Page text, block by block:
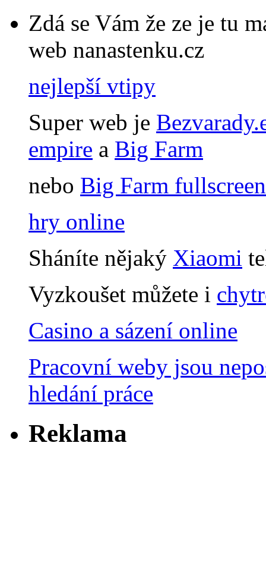
Zdá se Vám že ze je tu
web nanastenku.cz
nejlepší vtipy
Super web je
empire a Big Farm
nebo Big Farm fullscreen
hry online
Sháníte nějaký Xiaomi
Vyzkoušet můžete i
Casino a sázení online
Pracovní weby jsou
hledání práce
Reklama